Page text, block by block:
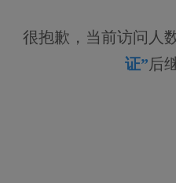
很抱歉，当前访问人
证”后